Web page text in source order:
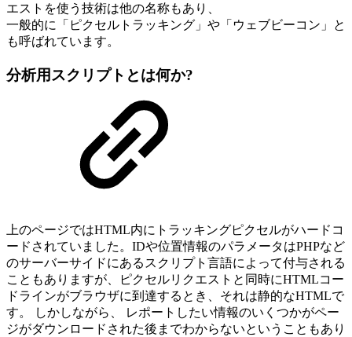
エストを使う技術は他の名称もあり、
一般的に「ピクセルトラッキング」や「ウェブビーコン」と
も呼ばれています。
分析用スクリプトとは何か?
上のページではHTML内にトラッキングピクセルがハードコ
ードされていました。IDや位置情報のパラメータはPHPなど
のサーバーサイドにあるスクリプト言語によって付与される
こともありますが、ピクセルリクエストと同時にHTMLコー
ドラインがブラウザに到達するとき、それは静的なHTMLで
す。 しかしながら、 レポートしたい情報のいくつかがペー
ジがダウンロードされた後までわからないということもあり